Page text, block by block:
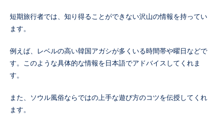
短期旅行者では、知り得ることができない沢山の情報を持ってい
ます。
例えば、レベルの高い韓国アガシが多くいる時間帯や曜日などで
す。このような具体的な情報を日本語でアドバイスしてくれま
す。
また、ソウル風俗ならではの上手な遊び方のコツを伝授してくれ
ます。